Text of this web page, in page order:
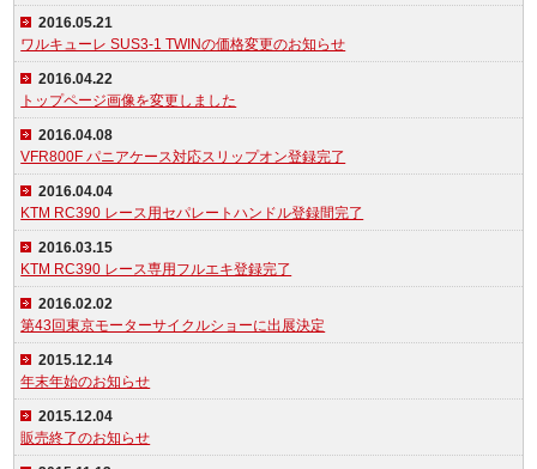
2016.05.21
ワルキューレ SUS3-1 TWINの価格変更のお知らせ
2016.04.22
トップページ画像を変更しました
2016.04.08
VFR800F パニアケース対応スリップオン登録完了
2016.04.04
KTM RC390 レース用セパレートハンドル登録間完了
2016.03.15
KTM RC390 レース専用フルエキ登録完了
2016.02.02
第43回東京モーターサイクルショーに出展決定
2015.12.14
年末年始のお知らせ
2015.12.04
販売終了のお知らせ